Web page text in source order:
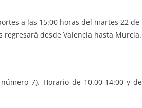
a las 15:00 horas del martes 22 de
desde Valencia hasta Murcia.
7). Horario de 10.00-14:00 y de